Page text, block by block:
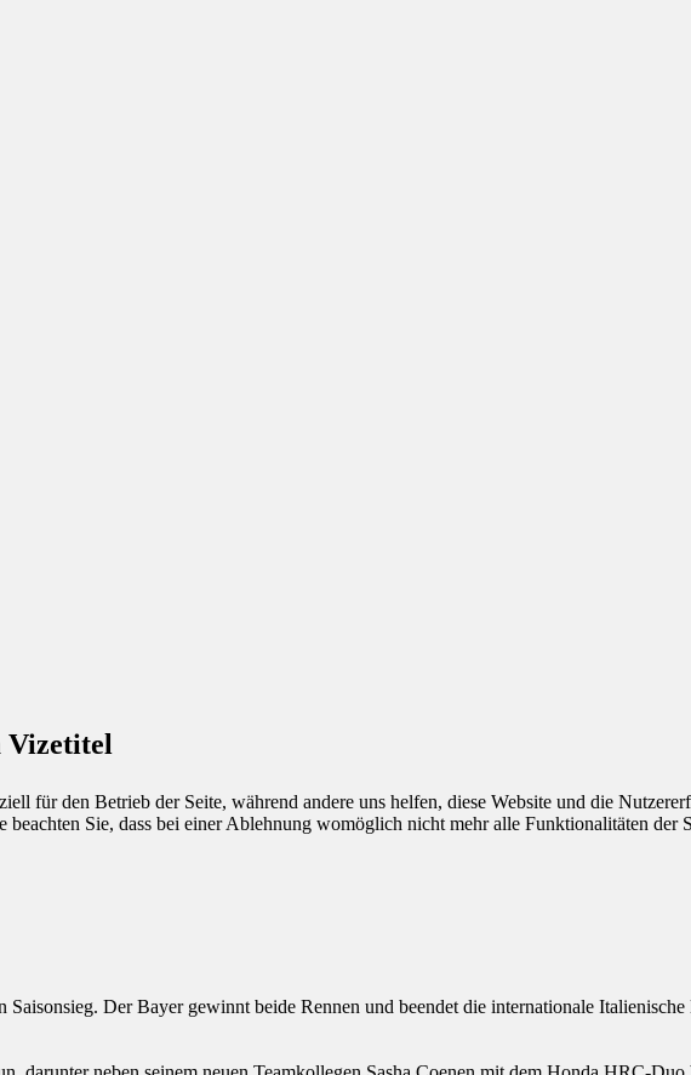
Vizetitel
Der Bayer gewinnt beide Rennen und beendet die internationale
für den Betrieb der Seite, während andere uns helfen, diese Website und die
Sie, dass bei einer Ablehnung womöglich nicht mehr alle Funktionalitäten der